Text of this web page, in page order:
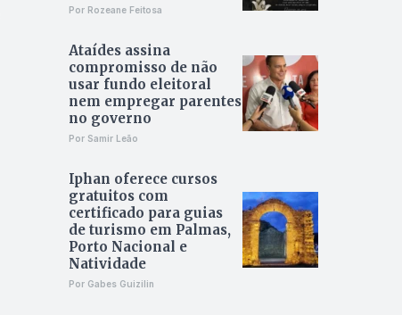
Por Rozeane Feitosa
Ataídes assina
compromisso de não
usar fundo eleitoral
nem empregar parentes
no governo
Por Samir Leão
Iphan oferece cursos
gratuitos com
certificado para guias
de turismo em Palmas,
Porto Nacional e
Natividade
Por Gabes Guizilin